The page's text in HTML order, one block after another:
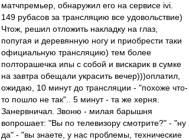
матчпремьер, обнаружил его на сервисе ivi.
149 рубасов за трансляцию все удовольствие)
Чтож, решил отложить накладку на глаз,
попугая и деревянную ногу и приобрести таки
официальную трансляцию) тем более
полторашечка ипы с собой и вискарик в сумке
на завтра обещали украсить вечер)))оплатил,
ожидаю, 10 минут до трансляции - "похоже что-
то пошло не так".. 5 минут - та же херня.
Занервничал. Звоню - милая барышня
вопрошает: "Вы по телевизору смотрите?" - "ну
да" - "вы знаете, у нас проблемы, технические